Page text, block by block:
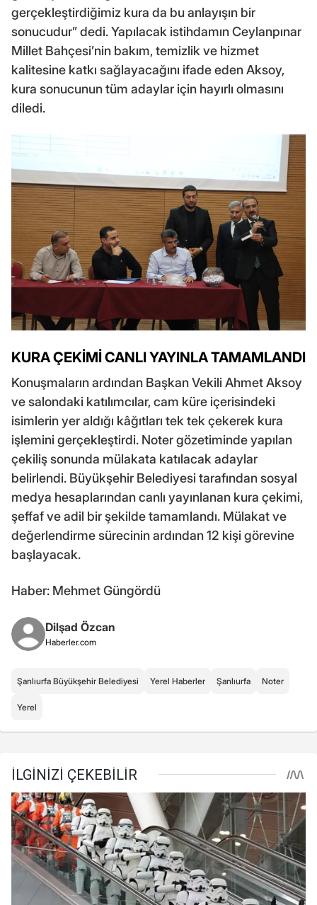
gerçekleştirdiğimiz kura da bu anlayışın bir
sonucudur” dedi. Yapılacak istihdamın Ceylanpınar
Millet Bahçesi’nin bakım, temizlik ve hizmet
kalitesine katkı sağlayacağını ifade eden Aksoy,
kura sonucunun tüm adaylar için hayırlı olmasını
diledi.
KURA ÇEKİMİ CANLI YAYINLA TAMAMLANDI
Konuşmaların ardından Başkan Vekili Ahmet Aksoy
ve salondaki katılımcılar, cam küre içerisindeki
isimlerin yer aldığı kâğıtları tek tek çekerek kura
işlemini gerçekleştirdi. Noter gözetiminde yapılan
çekiliş sonunda mülakata katılacak adaylar
belirlendi. Büyükşehir Belediyesi tarafından sosyal
medya hesaplarından canlı yayınlanan kura çekimi,
şeffaf ve adil bir şekilde tamamlandı. Mülakat ve
değerlendirme sürecinin ardından 12 kişi görevine
başlayacak.
Haber: Mehmet Güngördü
Dilşad Özcan
Haberler.com
Şanlıurfa Büyükşehir Belediyesi Yerel Haberler Şanlıurfa Noter
Yerel